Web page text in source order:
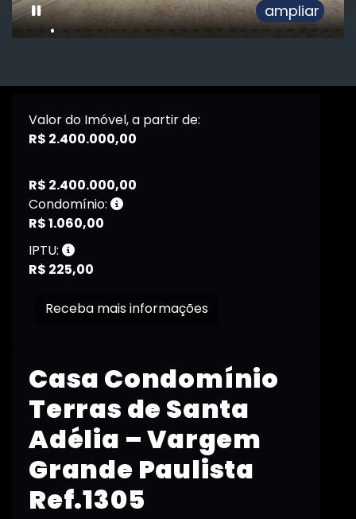
ampliar
Casa Condomínio
Terras de Santa
Adélia – Vargem
Grande Paulista
Ref.1305
Valor do Imóvel, a partir de:
R$ 2.400.000,00
R$ 2.400.000,00
Condomínio:
R$ 1.060,00
IPTU:
R$ 225,00
Receba mais informações